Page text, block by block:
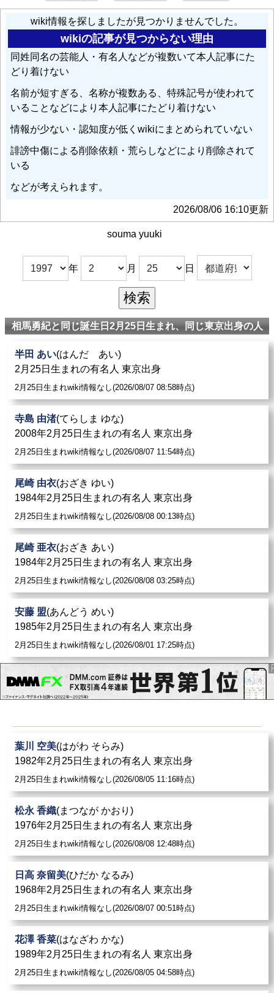
wiki情報を探しましたが見つかりませんでした。
wikiの記事が見つからない理由
同姓同名の芸能人・有名人などが複数いて本人記事にた
どり着けない
名前が短すぎる、名称が複数ある、特殊記号が使われて
いることなどにより本人記事にたどり着けない
情報が少ない・認知度が低くwikiにまとめられていない
誹謗中傷による削除依頼・荒らしなどにより削除されて
いる
などが考えられます。
2026/08/06 16:10更新
souma yuuki
年 月 日
相馬勇紀と同じ誕生日2月25日生まれ、同じ東京出身の人
半田 あい(はんだ あい)
2月25日生まれの有名人 東京出身
2月25日生まれwiki情報なし(2026/08/07 08:58時点)
寺島 由渚(てらしま ゆな)
2008年2月25日生まれの有名人 東京出身
2月25日生まれwiki情報なし(2026/08/07 11:54時点)
尾崎 由衣(おざき ゆい)
1984年2月25日生まれの有名人 東京出身
2月25日生まれwiki情報なし(2026/08/08 00:13時点)
尾崎 亜衣(おざき あい)
1984年2月25日生まれの有名人 東京出身
2月25日生まれwiki情報なし(2026/08/08 03:25時点)
安藤 盟(あんどう めい)
1985年2月25日生まれの有名人 東京出身
2月25日生まれwiki情報なし(2026/08/01 17:25時点)
葉川 空美(はがわ そらみ)
1982年2月25日生まれの有名人 東京出身
2月25日生まれwiki情報なし(2026/08/05 11:16時点)
松永 香織(まつなが かおり)
1976年2月25日生まれの有名人 東京出身
2月25日生まれwiki情報なし(2026/08/08 12:48時点)
日高 奈留美(ひだか なるみ)
1968年2月25日生まれの有名人 東京出身
2月25日生まれwiki情報なし(2026/08/07 00:51時点)
花澤 香菜(はなざわ かな)
1989年2月25日生まれの有名人 東京出身
2月25日生まれwiki情報なし(2026/08/05 04:58時点)